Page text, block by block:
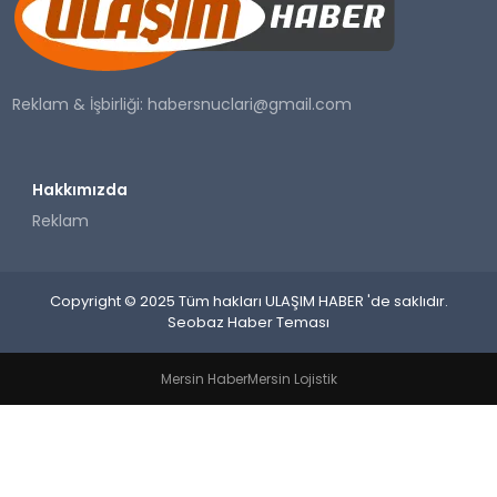
SAĞLIK
YAŞAM
Reklam & İşbirliği:habersnuclari@gmail.com
Hakkımızda
Reklam
Copyright © 2025 Tüm hakları ULAŞIM HABER 'de saklıdır.
Seobaz Haber Teması
Mersin HaberMersin Lojistik